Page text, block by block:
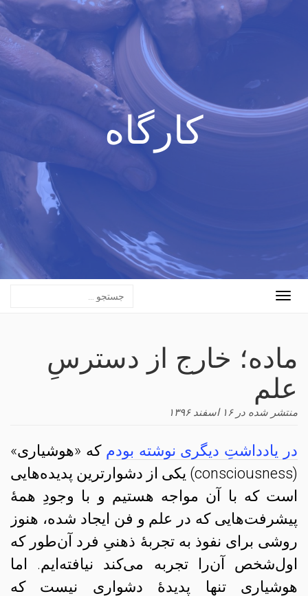
کارگاه
Toggle
ماده؛ خارج از دسترسِ
علم
منتشر شده در۱۶ اسفند ۱۳۹۶
در یادداشتِ دیگری نوشته بودم که «هوشیاری»
(consciousness) یکی از دشوارترین پدیده‌هایی
است که با آن مواجه هستیم و با وجودِ همهٔ
پیشرفت‌هایی که در علم و فن ایجاد شده، هنوز
روشی برای نفوذ به تجربهٔ ذهنیِ فرد آن‌طور که
اول‌شخص آن‌را تجربه می‌کند نیافته‌ایم. اما
هوشیاری تنها پدیدهٔ دشواری نیست که